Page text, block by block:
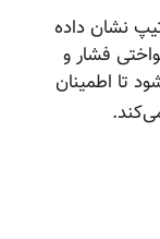
نشان داده
فشار و
تا اطمینان